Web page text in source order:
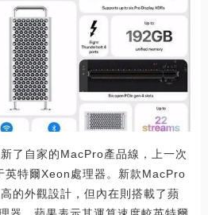
了自家的MacPro產品線，上一次
英特爾Xeon處理器。新款MacPro
的外觀設計，但內在則搭載了蘋